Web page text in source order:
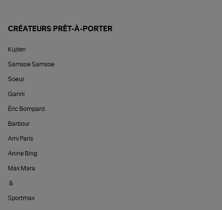
CRÉATEURS PRÊT-À-PORTER
Kujten
Samsoe Samsoe
Soeur
Ganni
Éric Bompard
Barbour
Ami Paris
Anine Bing
Max Mara
&
Sportmax